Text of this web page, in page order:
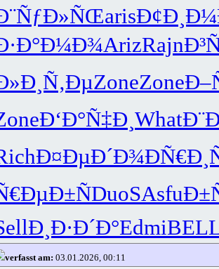
aris
ArizRajn
ZoneZone
Ð‘Ð°Ñ‡Ð¸ What
Ð¤ÐµÐ´Ð¾
DuoSAsfu
Ð¸Ð·Ð´Ð°Edmi
verfasst am: 03.01.2026, 00:11